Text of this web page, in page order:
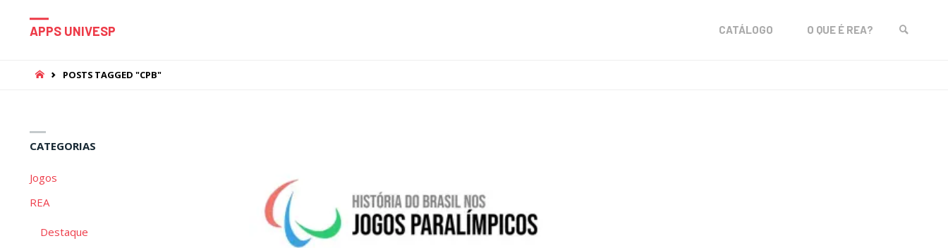
APPS UNIVESP CATÁLOGO O QUE É REA?
HOMEPOSTS TAGGED "CPB"
CATEGORIAS
Jogos
REA
Destaque